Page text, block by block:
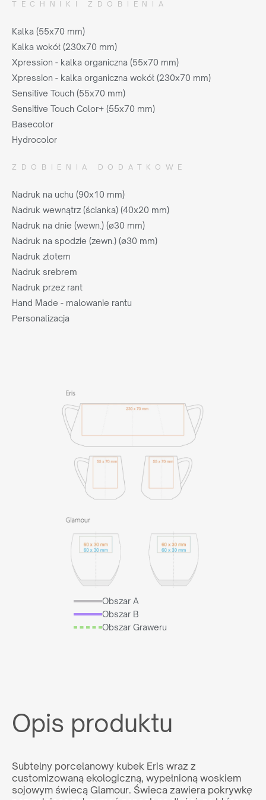
TECHNIKI ZDOBIENIA
Kalka (55x70 mm)
Kalka wokół (230x70 mm)
Xpression - kalka organiczna (55x70 mm)
Xpression - kalka organiczna wokół (230x70 mm)
Sensitive Touch (55x70 mm)
Sensitive Touch Color+ (55x70 mm)
Basecolor
Hydrocolor
ZDOBIENIA DODATKOWE
Nadruk na uchu (90x10 mm)
Nadruk wewnątrz (ścianka) (40x20 mm)
Nadruk na dnie (wewn.) (ø30 mm)
Nadruk na spodzie (zewn.) (ø30 mm)
Nadruk złotem
Nadruk srebrem
Nadruk przez rant
Hand Made - malowanie rantu
Personalizacja
Obszar A
Obszar B
Obszar Graweru
Opis produktu
Subtelny porcelanowy kubek Eris wraz z
customizowaną ekologiczną, wypełnioną woskiem
sojowym świecą Glamour. Świeca zawiera pokrywkę
agencję reklamową?
Chcesz nawiązać z nami długoletnią współpracę? Sprawdź
panelu B2B i odkryj pełnię możliwości naszego systemu.